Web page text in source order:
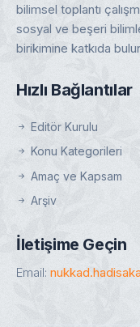
bilimsel toplantı
sosyal ve beşeri
birikimine katkıda
Hızlı Bağlantılar
Editör Kurulu
Konu Kategorileri
Amaç ve Kapsam
Arşiv
İletişime Geçin
Email: